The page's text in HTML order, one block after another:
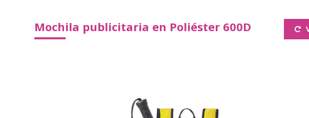
Mochila publicitaria en Poliéster 600D